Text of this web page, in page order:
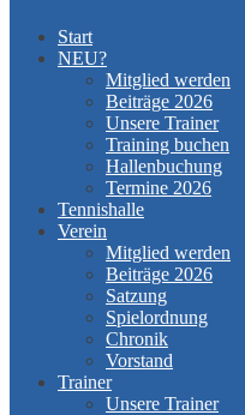
Start
NEU?
Mitglied werden
Beiträge 2026
Unsere Trainer
Training buchen
Hallenbuchung
Termine 2026
Tennishalle
Verein
Mitglied werden
Beiträge 2026
Satzung
Spielordnung
Chronik
Vorstand
Trainer
Unsere Trainer